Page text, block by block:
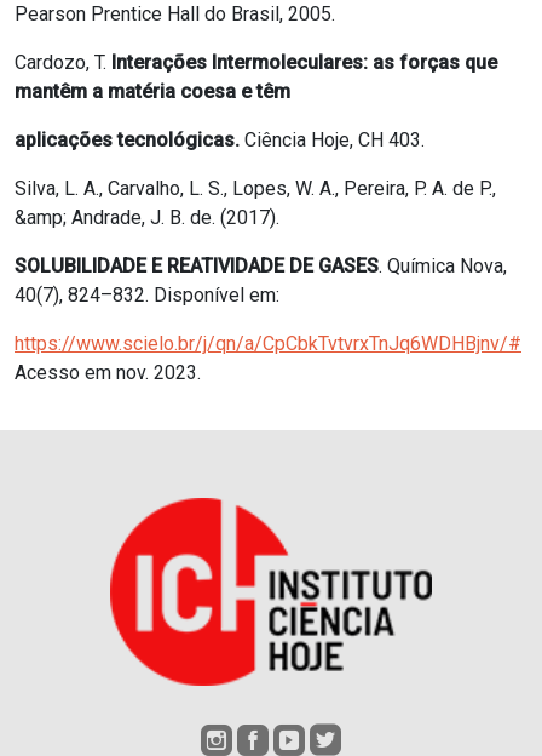
Pearson Prentice Hall do Brasil, 2005.
Cardozo, T. Interações Intermoleculares: as forças que
mantêm a matéria coesa e têm
aplicações tecnológicas. Ciência Hoje, CH 403.
Silva, L. A., Carvalho, L. S., Lopes, W. A., Pereira, P. A. de P.,
&amp; Andrade, J. B. de. (2017).
SOLUBILIDADE E REATIVIDADE DE GASES. Química Nova,
40(7), 824–832. Disponível em:
https://www.scielo.br/j/qn/a/CpCbkTvtvrxTnJq6WDHBjnv/#
Acesso em nov. 2023.